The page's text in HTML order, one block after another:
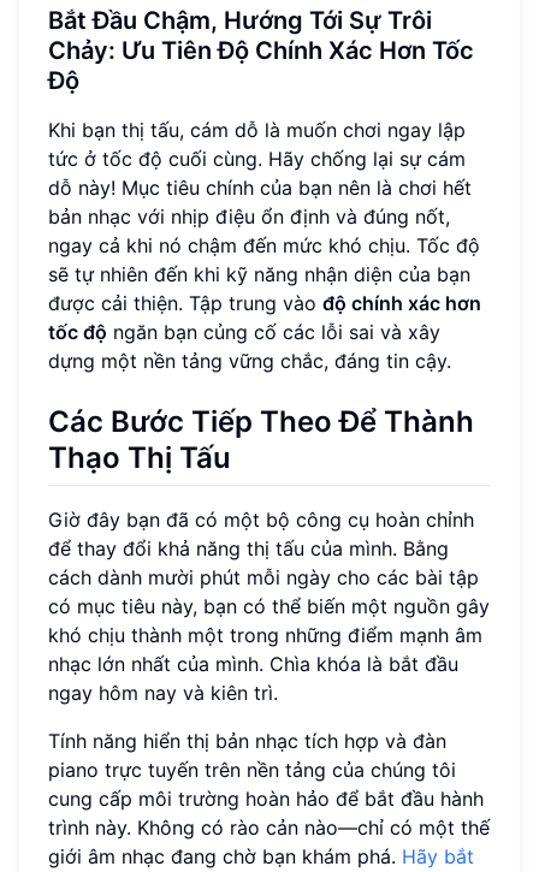
Bắt Đầu Chậm, Hướng Tới Sự Trôi
Chảy: Ưu Tiên Độ Chính Xác Hơn Tốc
Độ
Khi bạn thị tấu, cám dỗ là muốn chơi ngay lập
tức ở tốc độ cuối cùng. Hãy chống lại sự cám
dỗ này! Mục tiêu chính của bạn nên là chơi hết
bản nhạc với nhịp điệu ổn định và đúng nốt,
ngay cả khi nó chậm đến mức khó chịu. Tốc độ
sẽ tự nhiên đến khi kỹ năng nhận diện của bạn
được cải thiện. Tập trung vào độ chính xác hơn
tốc độ ngăn bạn củng cố các lỗi sai và xây
dựng một nền tảng vững chắc, đáng tin cậy.
Các Bước Tiếp Theo Để Thành
Thạo Thị Tấu
Giờ đây bạn đã có một bộ công cụ hoàn chỉnh
để thay đổi khả năng thị tấu của mình. Bằng
cách dành mười phút mỗi ngày cho các bài tập
có mục tiêu này, bạn có thể biến một nguồn gây
khó chịu thành một trong những điểm mạnh âm
nhạc lớn nhất của mình. Chìa khóa là bắt đầu
ngay hôm nay và kiên trì.
Tính năng hiển thị bản nhạc tích hợp và đàn
piano trực tuyến trên nền tảng của chúng tôi
cung cấp môi trường hoàn hảo để bắt đầu hành
trình này. Không có rào cản nào—chỉ có một thế
giới âm nhạc đang chờ bạn khám phá. Hãy bắt